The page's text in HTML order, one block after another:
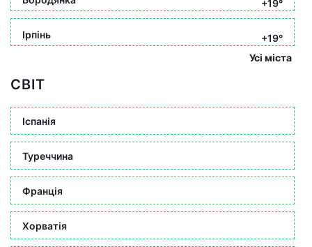
+19°
Ірпінь
+19°
Усі міста
СВІТ
Іспанія
Туреччина
Франція
Хорватія